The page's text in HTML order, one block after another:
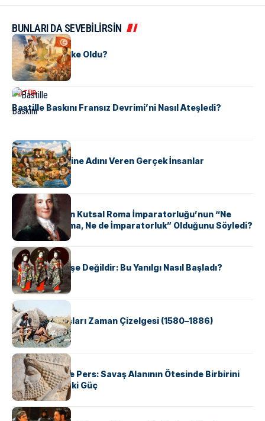
BUNLARI DA SEVEBİLİRSİN
KÜLTÜR
Tunus Nasıl Ülke Oldu?
KÜLTÜR
Bastille Baskını Fransız Devrimi’ni Nasıl Ateşledi?
KÜLTÜR
ABD Eyaletlerine Adını Veren Gerçek İnsanlar
KÜLTÜR
Voltaire Neden Kutsal Roma İmparatorluğu’nun “Ne
Kutsal, Ne Roma, Ne de İmparatorluk” Olduğunu Söyledi?
KÜLTÜR
Geyşalar Fahişe Değildir: Bu Yanılgı Nasıl Başladı?
KÜLTÜR
Apache Savaşları Zaman Çizelgesi (1580–1886)
KÜLTÜR
Antik Yunan ve Pers: Savaş Alanının Ötesinde Birbirini
Şekillendiren İki Güç
KÜLTÜR